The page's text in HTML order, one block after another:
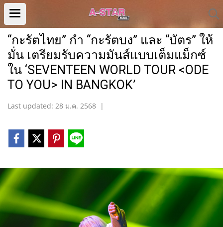
“กะรัตไทย” กำ “กะรัตบง” และ “บัตร” ให้
มั่น เตรียมรับความมันส์แบบเต็มแม็กซ์
ใน ‘SEVENTEEN WORLD TOUR <ODE
TO YOU> IN BANGKOK’
Last updated: 28 ม.ค. 2568 |